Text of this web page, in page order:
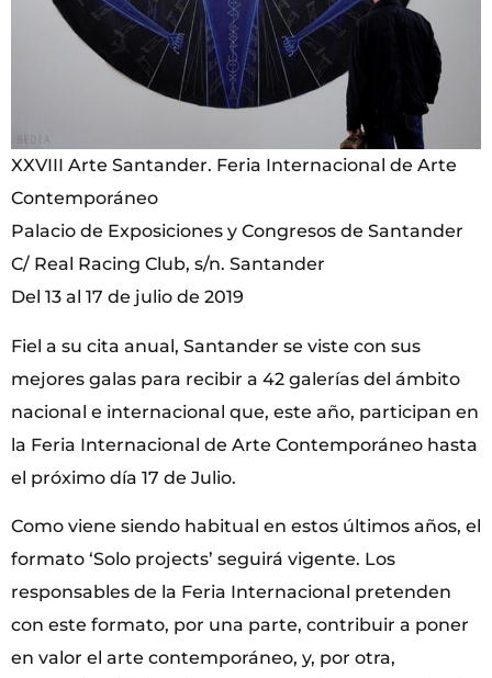
XXVIII Arte Santander. Feria Internacional de Arte
Contemporáneo
Palacio de Exposiciones y Congresos de Santander
C/ Real Racing Club, s/n. Santander
Del 13 al 17 de julio de 2019
Fiel a su cita anual, Santander se viste con sus
mejores galas para recibir a 42 galerías del ámbito
nacional e internacional que, este año, participan en
la Feria Internacional de Arte Contemporáneo hasta
el próximo día 17 de Julio.
Como viene siendo habitual en estos últimos años, el
formato ‘Solo projects’ seguirá vigente. Los
responsables de la Feria Internacional pretenden
con este formato, por una parte, contribuir a poner
en valor el arte contemporáneo, y, por otra,